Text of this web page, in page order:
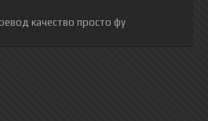
качество просто фу